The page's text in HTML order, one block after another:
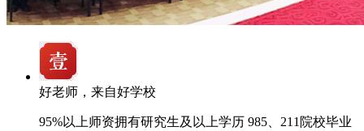
好老师，来自好学校
95%以上师资拥有研究生及以上学历 985、211院校毕业